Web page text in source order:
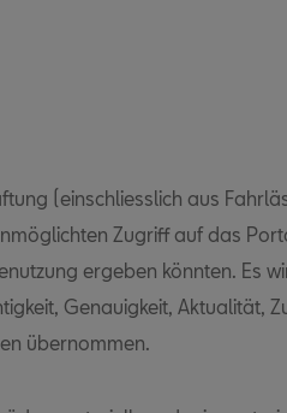
(einschliesslich aus
Zugriff auf das
ergeben könnten. Es
Genauigkeit, Aktualität,
übernommen.